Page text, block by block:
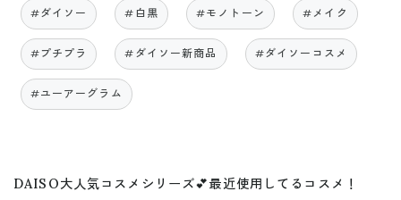
#ダイソー #白黒 #モノトーン #メイク
#プチプラ #ダイソー新商品 #ダイソーコスメ
#ユーアーグラム
DAISO大人気コスメシリーズ💕最近使用してるコスメ！